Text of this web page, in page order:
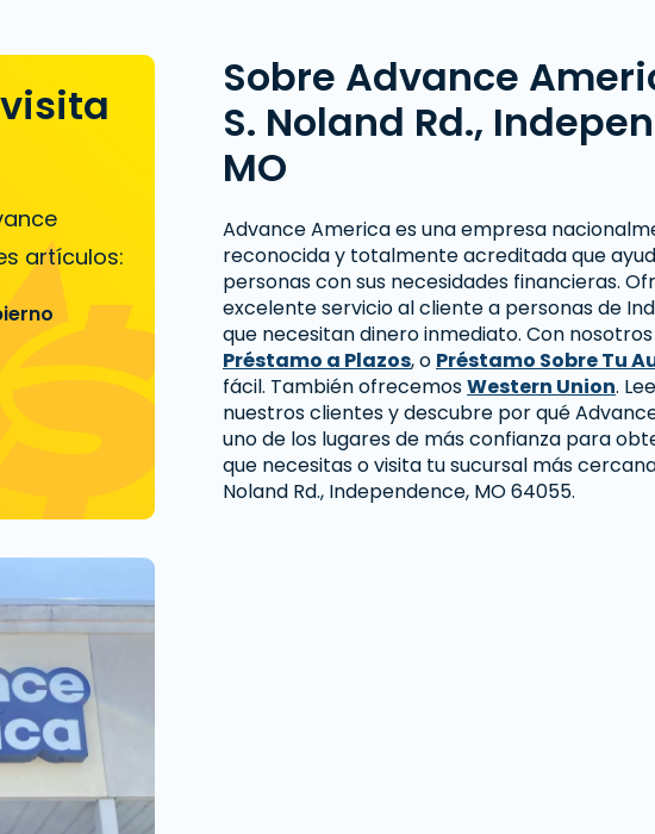
artículos:
Sobre Advance
S. Noland Rd.,
MO
Advance America es una empresa
reconocida y totalmente acreditada que
personas con sus necesidades financieras.
excelente servicio al cliente a personas de
que necesitan dinero inmediato. Con
Préstamo a Plazos, o Préstamo Sobre Tu
fácil. También ofrecemosWestern Union.
nuestros clientes y descubre por qué
uno de los lugares de más confianza para
que necesitas o visita tu sucursal más cercana
Noland Rd., Independence, MO 64055.